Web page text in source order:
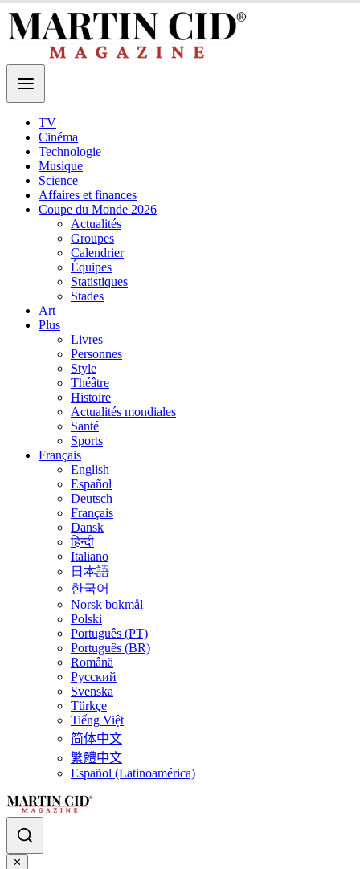
TV
Cinéma
Technologie
Musique
Science
Affaires et finances
Coupe du Monde 2026
Actualités
Groupes
Calendrier
Équipes
Statistiques
Stades
Art
Plus
Livres
Personnes
Style
Théâtre
Histoire
Actualités mondiales
Santé
Sports
Français
English
Español
Deutsch
Français
Dansk
हिन्दी
Italiano
日本語
한국어
Norsk bokmål
Polski
Português (PT)
Português (BR)
Română
Русский
Svenska
Türkçe
Tiếng Việt
简体中文
繁體中文
Español (Latinoamérica)
✕